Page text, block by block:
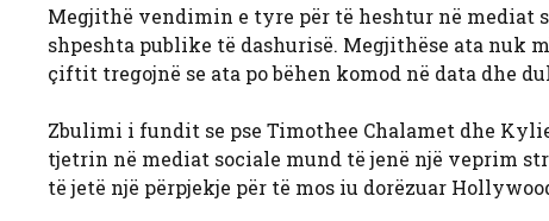
Megjithë vendimin e tyre për të heshtur në mediat
shpeshta publike të dashurisë. Megjithëse ata nuk
çiftit tregojnë se ata po bëhen komod në data dhe
Zbulimi i fundit se pse Timothee Chalamet dhe
tjetrin në mediat sociale mund të jenë një veprim
të jetë një përpjekje për të mos iu dorëzuar